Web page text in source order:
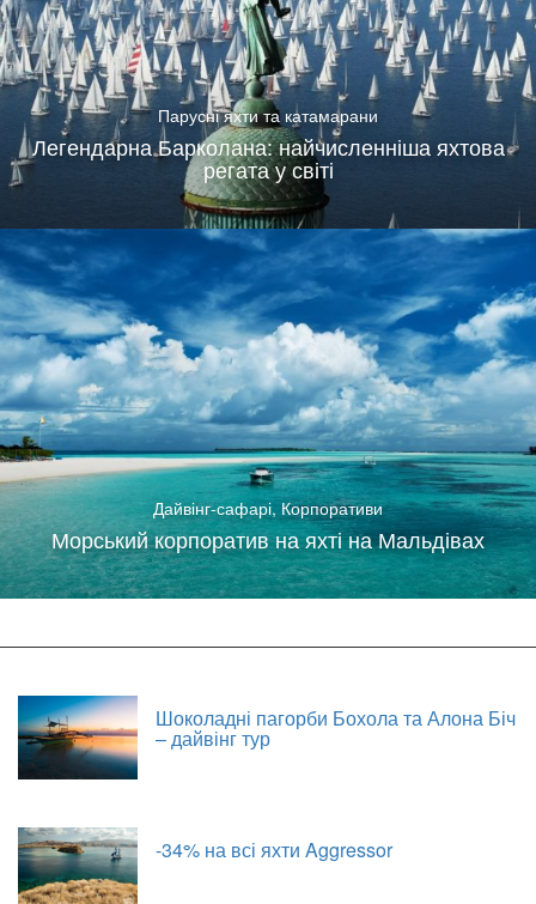
Парусні яхти та катамарани
Легендарна Барколана: найчисленніша яхтова
регата у світі
Дайвінг-сафарі, Корпоративи
Морський корпоратив на яхті на Мальдівах
Шоколадні пагорби Бохола та Алона Біч
– дайвінг тур
-34% на всі яхти Aggressor